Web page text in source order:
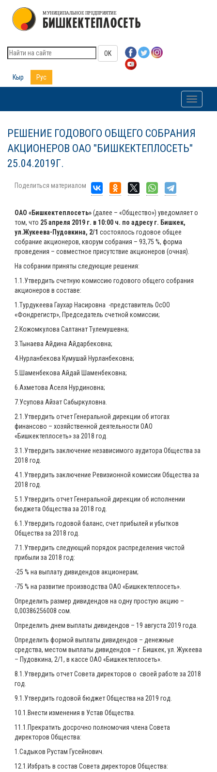
OK
Кыр Рус
Toggle
РЕШЕНИЕ ГОДОВОГО ОБЩЕГО СОБРАНИЯ
АКЦИОНЕРОВ ОАО "БИШКЕКТЕПЛОСЕТЬ"
25.04.2019Г.
Поделиться материалом
ОАО «Бишкектеплосеть»(далее – «Общество») уведомляет о
том, что 25 апреля 2019 г. в 10:00 ч. по адресу г. Бишкек,
ул.Жукеева-Пудовкина, 2/1 состоялось годовое общее
собрание акционеров, кворум собрания – 93,75 %, форма
проведения – совместное присутствие акционеров (очная).
На собрании приняты следующие решения:
1.1.Утвердить счетную комиссию годового общего собрания
акционеров в составе:
1.Турдукеева Гаухар Насировна -представитель ОсОО
«Фондрегистр», Председатель счетной комиссии;
2.Кожомкулова Салтанат Тулемушевна;
3.Тынаева Айдина Айдарбековна;
4.Нурланбекова Кумушай Нурланбековна;
5.Шаменбекова Айдай Шаменбековна;
6.Ахметова Аселя Нурдиновна;
7.Усупова Айзат Сабыркуловна.
2.1.Утвердить отчет Генеральной дирекции об итогах
финансово – хозяйственной деятельности ОАО
«Бишкектеплосеть» за 2018 год.
3.1.Утвердить заключение независимого аудитора Общества за
2018 год.
4.1.Утвердить заключение Ревизионной комиссии Общества за
2018 год.
5.1.Утвердить отчет Генеральной дирекции об исполнении
бюджета Общества за 2018 год.
6.1.Утвердить годовой баланс, счет прибылей и убытков
Общества за 2018 год.
7.1.Утвердить следующий порядок распределения чистой
прибыли за 2018 год:
-25 % на выплату дивидендов акционерам;
-75 % на развитие производства ОАО «Бишкектеплосеть».
Определить размер дивидендов на одну простую акцию –
0,00386256008 сом.
Определить днем выплаты дивидендов – 19 августа 2019 года.
Определить формой выплаты дивидендов – денежные
средства, местом выплаты дивидендов – г .Бишкек, ул. Жукеева
– Пудовкина, 2/1, в кассе ОАО «Бишкектеплосеть».
8.1.Утвердить отчет Совета директоров о своей работе за 2018
год.
9.1.Утвердить годовой бюджет Общества на 2019 год.
10.1.Внести изменения в Устав Общества.
11.1.Прекратить досрочно полномочия члена Совета
директоров Общества:
1.Садыков Рустам Гусейнович.
12.1.Избрать в состав Совета директоров Общества: